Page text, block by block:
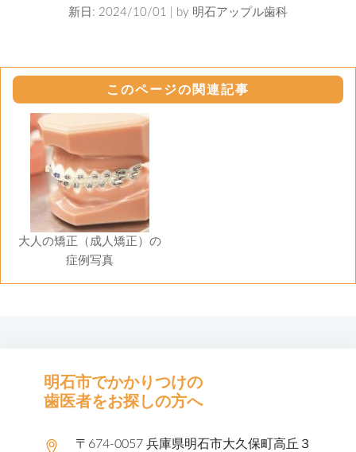
新日: 2024/10/01 | by 明石アップル歯科
このページの関連記事
大人の矯正（成人矯正）の
症例写真
明石市でかかりつけの
歯医者をお探しの方へ
〒674-0057 兵庫県明石市大久保町高丘３